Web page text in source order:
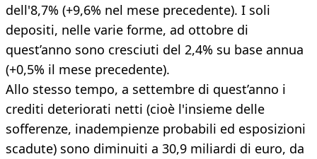
dell'8,7% (+9,6% nel mese precedente). I soli
depositi, nelle varie forme, ad ottobre di
quest’anno sono cresciuti del 2,4% su base annua
(+0,5% il mese precedente).
Allo stesso tempo, a settembre di quest’anno i
crediti deteriorati netti (cioè l'insieme delle
sofferenze, inadempienze probabili ed esposizioni
scadute) sono diminuiti a 30,9 miliardi di euro, da